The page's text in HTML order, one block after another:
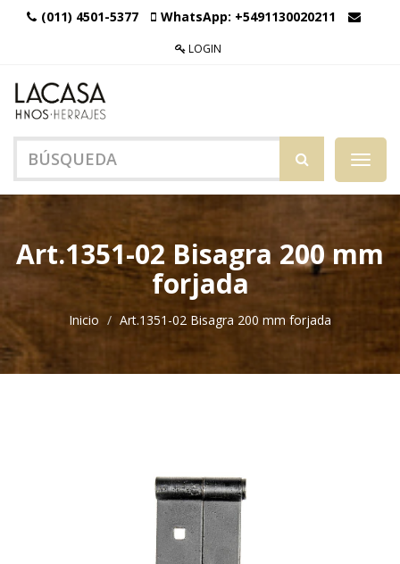
(011) 4501-5377 WhatsApp: +5491130020211
LOGIN
Menú
de
Art.1351-02 Bisagra 200 mm
forjada
Inicio Art.1351-02 Bisagra 200 mm forjada